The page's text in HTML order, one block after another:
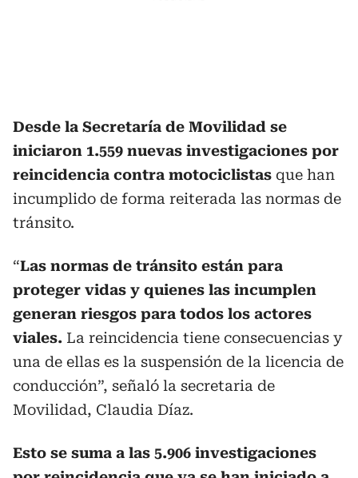
Desde la Secretaría de Movilidad se
iniciaron 1.559 nuevas investigaciones por
reincidencia contra motociclistas que han
incumplido de forma reiterada las normas de
tránsito.
“Las normas de tránsito están para
proteger vidas y quienes las incumplen
generan riesgos para todos los actores
viales. La reincidencia tiene consecuencias y
una de ellas es la suspensión de la licencia de
conducción”, señaló la secretaria de
Movilidad, Claudia Díaz.
Esto se suma a las 5.906 investigaciones